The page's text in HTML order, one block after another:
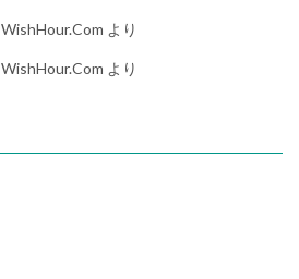
WishHour.Com より
WishHour.Com より